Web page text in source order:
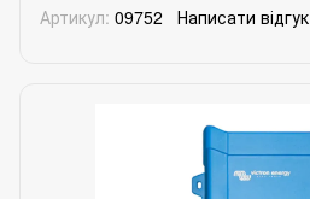
Артикул: 09752 Написати відгук